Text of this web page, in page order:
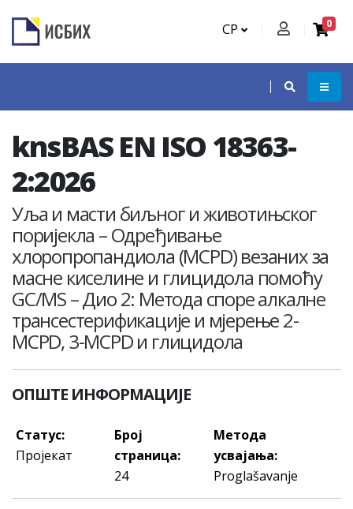
СР 0
knsBAS EN ISO 18363-
2:2026
Уља и масти биљног и животињског
поријекла – Одређивање
хлоропропандиола (MCPD) везаних за
масне киселине и глицидола помоћу
GC/MS – Дио 2: Метода споре алкалне
трансестерификације и мјерење 2-
MCPD, 3-MCPD и глицидола
ОПШТЕ ИНФОРМАЦИЈЕ
Статус:
Пројекат
Број
страница:
24
Метода
усвајања:
Proglašavanje